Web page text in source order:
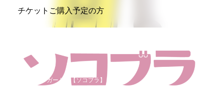
チケットご購入予定の方
骨盤底ケアガードル【ソコブラ】